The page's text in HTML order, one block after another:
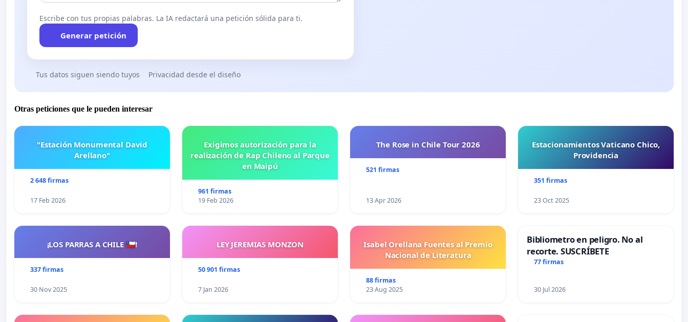
Escribe con tus propias palabras. La IA redactará una petición sólida para ti.
Generar petición
Tus datos siguen siendo tuyos Privacidad desde el diseño
Otras peticiones que le pueden interesar
"Estación Monumental David
Arellano"
2 648 firmas
17 Feb 2026
Exigimos autorización para la
realización de Rap Chileno al Parque
en Maipú
961 firmas
19 Feb 2026
The Rose in Chile Tour 2026
521 firmas
13 Apr 2026
Estacionamientos Vaticano Chico,
Providencia
351 firmas
23 Oct 2025
¡LOS PARRAS A CHILE 🇨🇱!
337 firmas
30 Nov 2025
LEY JEREMIAS MONZON
50 901 firmas
7 Jan 2026
Isabel Orellana Fuentes al Premio
Nacional de Literatura
88 firmas
23 Aug 2025
Bibliometro en peligro. No al
recorte. SUSCRÍBETE
77 firmas
30 Jul 2026